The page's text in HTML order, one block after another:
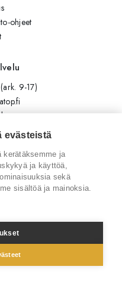
ohjeet
9-17)
Oy
evästeistä
kerätäksemme ja
ja käyttöä,
sekä
sisältöä ja mainoksia.